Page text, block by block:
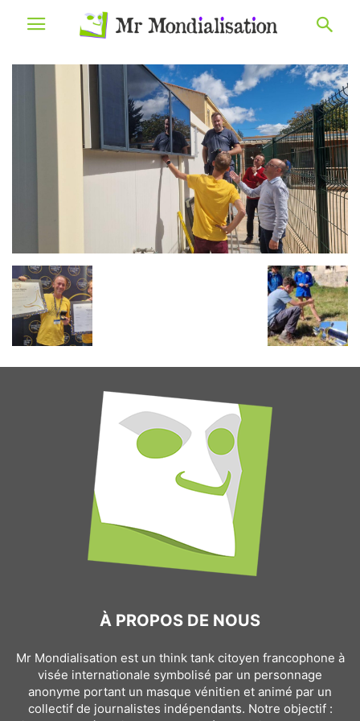
À PROPOS DE NOUS
Mr Mondialisation est un think tank citoyen francophone à
visée internationale symbolisé par un personnage
anonyme portant un masque vénitien et animé par un
collectif de journalistes indépendants. Notre objectif :